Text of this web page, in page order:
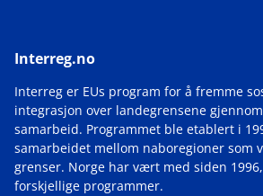
Interreg.no
Interreg er EUs program for å fremme
integrasjon over landegrensene
samarbeid. Programmet ble etablert i
samarbeidet mellom naboregioner som
grenser. Norge har vært med siden
forskjellige programmer.